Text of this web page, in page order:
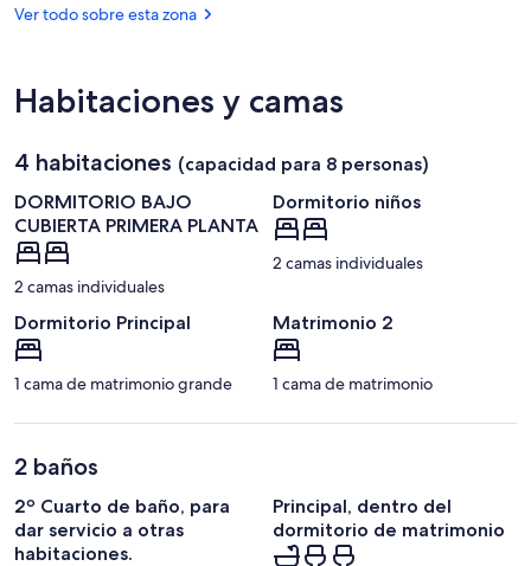
(VGO)
Ver todo sobre esta zona
Habitaciones y camas
4 habitaciones (capacidad para 8 personas)
DORMITORIO BAJO
CUBIERTA PRIMERA PLANTA
2 camas individuales
Dormitorio niños
2 camas individuales
Dormitorio Principal
1 cama de matrimonio grande
Matrimonio 2
1 cama de matrimonio
2 baños
2º Cuarto de baño, para
dar servicio a otras
habitaciones.
Principal, dentro del
dormitorio de matrimonio